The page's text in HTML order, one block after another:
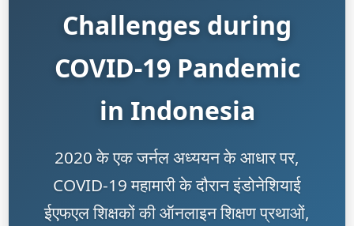
Challenges during
COVID-19 Pandemic
in Indonesia
2020 के एक जर्नल अध्ययन के आधार पर,
COVID-19 महामारी के दौरान इंडोनेशियाई
ईएफएल शिक्षकों की ऑनलाइन शिक्षण प्रथाओं,